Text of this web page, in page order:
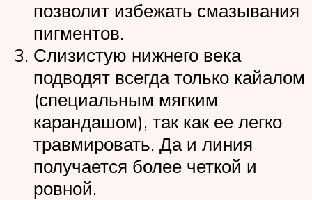
позволит избежать смазывания
пигментов.
Слизистую нижнего века
подводят всегда только кайалом
(специальным мягким
карандашом), так как ее легко
травмировать. Да и линия
получается более четкой и
ровной.